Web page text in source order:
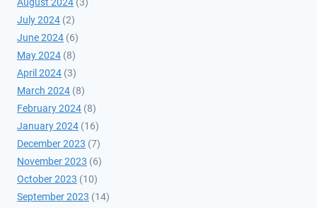
August 2024 (3)
July 2024 (2)
June 2024 (6)
May 2024 (8)
April 2024 (3)
March 2024 (8)
February 2024 (8)
January 2024 (16)
December 2023 (7)
November 2023 (6)
October 2023 (10)
September 2023 (14)